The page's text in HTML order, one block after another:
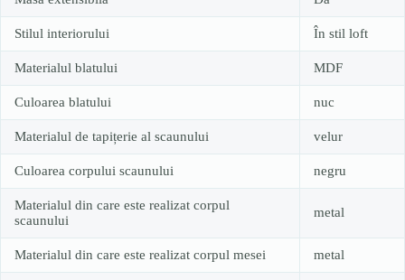
Stilul interiorului În stil loft
Materialul blatului MDF
Culoarea blatului nuc
Materialul de tapițerie al scaunului velur
Culoarea corpului scaunului negru
Materialul din care este realizat corpul
scaunului
metal
Materialul din care este realizat corpul mesei metal